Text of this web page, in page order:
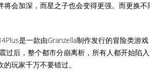
会加深，而星之子也会变得更强。而更换不
是一款由Granzella制作发行的冒险类游
过后，整个都市分崩离析，所有人都开始陷
玩家千万不要错过。